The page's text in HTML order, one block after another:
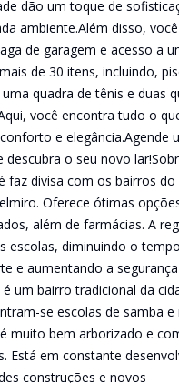
dão um toque de
ambiente.Além disso,
de garagem e acesso a
de 30 itens, incluindo,
quadra de tênis e duas
você encontra tudo o
e elegância.Agende
descubra o seu novo
faz divisa com os bairros do
Oferece ótimas
além de farmácias. A
escolas, diminuindo o
e aumentando a
um bairro tradicional da
se escolas de samba e
muito bem arborizado e
Está em constante
construções e novos